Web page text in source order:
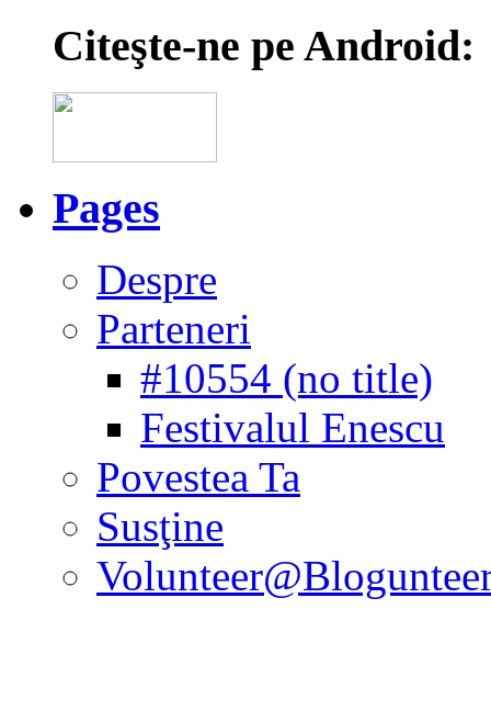
Citeşte-ne pe Android:
Pages
Despre
Parteneri
#10554 (no title)
Festivalul Enescu
Povestea Ta
Susţine